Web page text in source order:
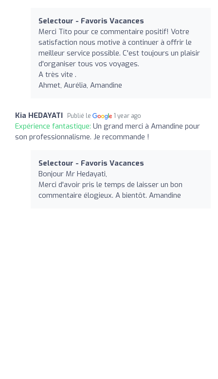
Selectour - Favoris Vacances
Merci Tito pour ce commentaire positif! Votre
satisfaction nous motive à continuer à offrir le
meilleur service possible. C'est toujours un plaisir
d'organiser tous vos voyages.
A très vite .
Ahmet, Aurélia, Amandine
Kia HEDAYATI Publié le 1 year ago
Expérience fantastique: Un grand merci à Amandine pour
son professionnalisme. Je recommande !
Selectour - Favoris Vacances
Bonjour Mr Hedayati,
Merci d'avoir pris le temps de laisser un bon
commentaire élogieux. A bientôt. Amandine